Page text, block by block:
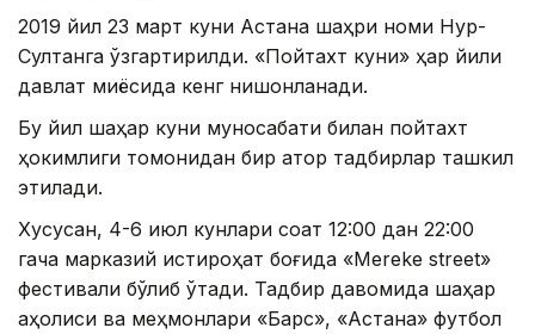
2019 йил 23 март куни Астана шаҳри номи Нур-
Султанга ўзгартирилди. «Пойтахт куни» ҳар йили
давлат миқёсида кенг нишонланади.
Бу йил шаҳар куни муносабати билан пойтахт
ҳокимлиги томонидан бир қатор тадбирлар ташкил
этилади.
Хусусан, 4-6 июл кунлари соат 12:00 дан 22:00
гача марказий истироҳат боғида «Меreke street»
фестивали бўлиб ўтади. Тадбир давомида шаҳар
аҳолиси ва меҳмонлари «Барс», «Астана» футбол